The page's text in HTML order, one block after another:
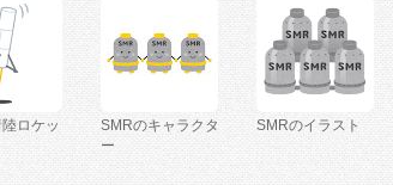
ロケッ
SMRのキャラクタ
ー
SMRのイラスト